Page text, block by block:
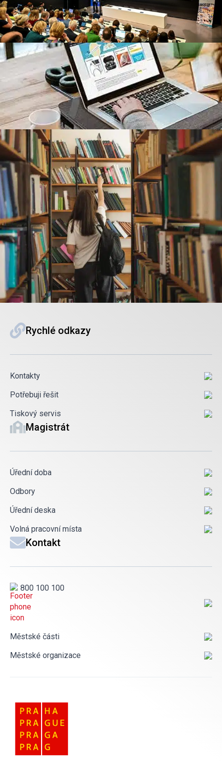
Rychlé odkazy
Kontakty
Potřebuji řešit
Tiskový servis
Magistrát
Úřední doba
Odbory
Úřední deska
Volná pracovní místa
Kontakt
800 100 100
Městské části
Městské organizace